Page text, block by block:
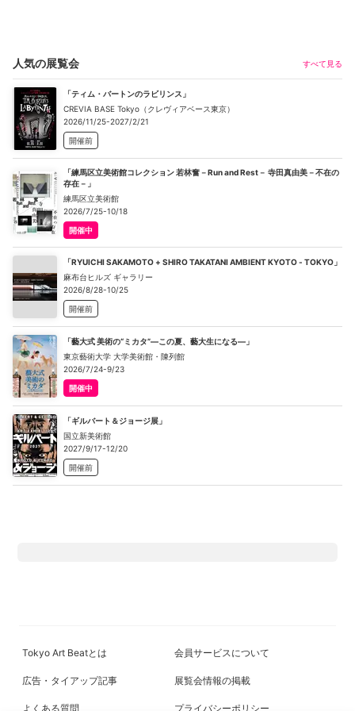
人気の展覧会 すべて見る
「ティム・バートンのラビリンス」
CREVIA BASE Tokyo（クレヴィアベース東京）
2026/11/25-2027/2/21
開催前
「練馬区立美術館コレクション 若林奮－Run and Rest－ 寺田真由美－不在の
存在－」
練馬区立美術館
2026/7/25-10/18
開催中
「RYUICHI SAKAMOTO + SHIRO TAKATANI AMBIENT KYOTO - TOKYO」
麻布台ヒルズ ギャラリー
2026/8/28-10/25
開催前
「藝大式 美術の“ミカタ”―この夏、藝大生になる―」
東京藝術大学 大学美術館・陳列館
2026/7/24-9/23
開催中
「ギルバート＆ジョージ展」
国立新美術館
2027/9/17-12/20
開催前
Tokyo Art Beatとは 会員サービスについて
広告・タイアップ記事 展覧会情報の掲載
よくある質問 プライバシーポリシー